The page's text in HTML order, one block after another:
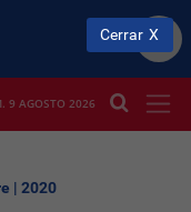
9 AGOSTO 2026
| 2020
Cerrar